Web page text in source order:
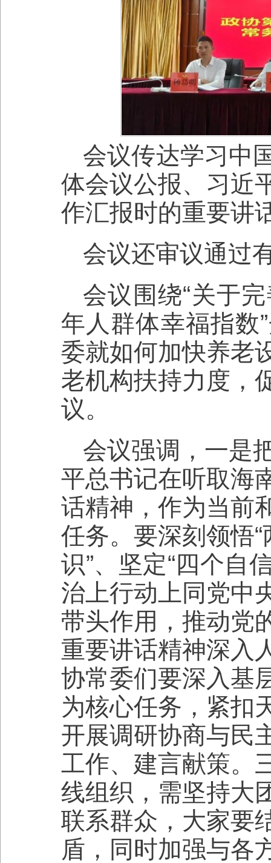
会议传达学习中
体会议公报、习近
作汇报时的重要讲
会议还审议通过
会议围绕“关于
年人群体幸福指数
委就如何加快养老
老机构扶持力度，
议。
会议强调，一是
平总书记在听取海
话精神，作为当前
任务。要深刻领悟
识”、坚定“四个自
治上行动上同党中
带头作用，推动党
重要讲话精神深入
协常委们要深入基
为核心任务，紧扣
开展调研协商与民
工作、建言献策。
线组织，需坚持大
联系群众，大家要
盾，同时加强与各